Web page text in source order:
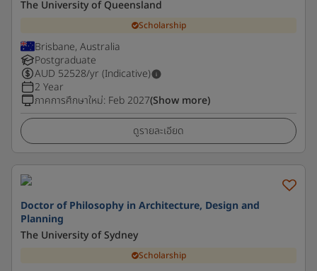
The University of Queensland
Scholarship
Brisbane, Australia
Postgraduate
AUD 52528/yr (Indicative)
2 Year
ภาคการศึกษาใหม่: Feb 2027(Show more)
ดูรายละเอียด
Doctor of Philosophy in Architecture, Design and
Planning
The University of Sydney
Scholarship